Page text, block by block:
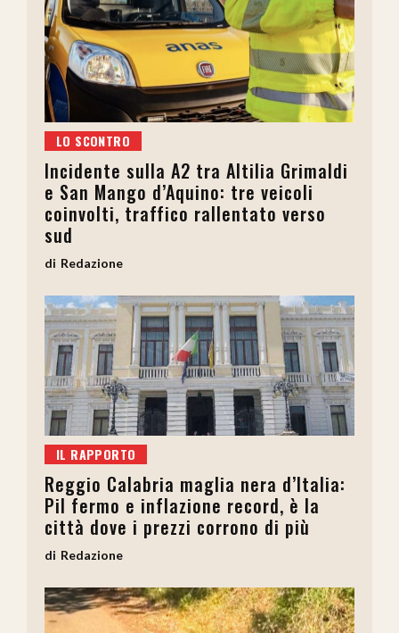
LO SCONTRO
Incidente sulla A2 tra Altilia Grimaldi
e San Mango d’Aquino: tre veicoli
coinvolti, traffico rallentato verso
sud
Redazione
IL RAPPORTO
Reggio Calabria maglia nera d’Italia:
Pil fermo e inflazione record, è la
città dove i prezzi corrono di più
Redazione